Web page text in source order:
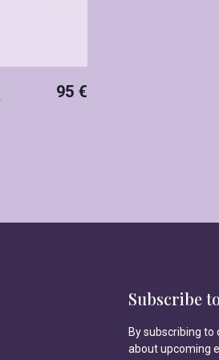
95 €
Subscribe
By subscribing to
about upcoming